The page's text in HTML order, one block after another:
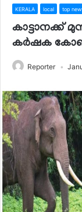
KERALA local top
കാട്ടാനക്ക്
കർഷക
Reporter